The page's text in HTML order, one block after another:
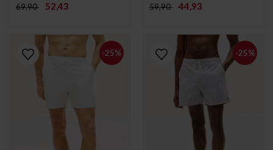
69,90 52,43 59,90 44,93
-25% -25%